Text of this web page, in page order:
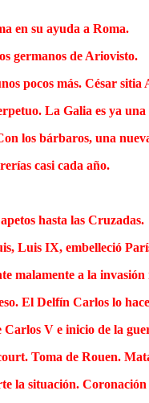
en su ayuda a Roma.
germanos de Ariovisto.
pocos más. César sitia
La Galia es ya
los bárbaros, una
casi cada año.
hasta las Cruzadas.
Luis IX, embelleció
malamente a la invasión
El Delfín Carlos lo
V e inicio de la
Toma de Rouen.
la situación. Coronación